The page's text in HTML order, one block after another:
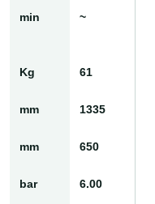
min ~
Kg 61
mm 1335
mm 650
bar 6.00